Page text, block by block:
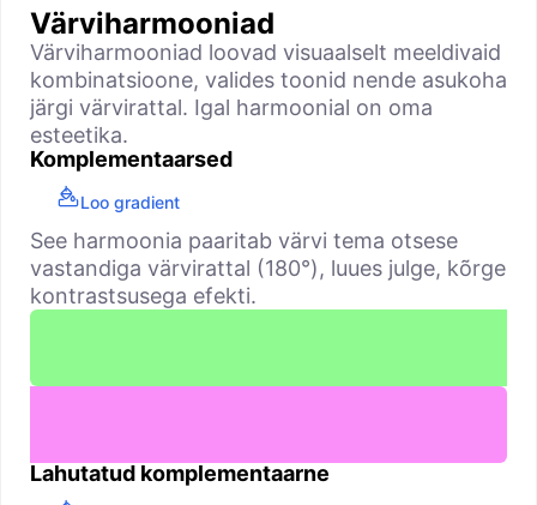
Värviharmooniad
Värviharmooniad loovad visuaalselt meeldivaid
kombinatsioone, valides toonid nende asukoha
järgi värvirattal. Igal harmoonial on oma
esteetika.
Komplementaarsed
Loo gradient
See harmoonia paaritab värvi tema otsese
vastandiga värvirattal (180°), luues julge, kõrge
kontrastsusega efekti.
Lahutatud komplementaarne